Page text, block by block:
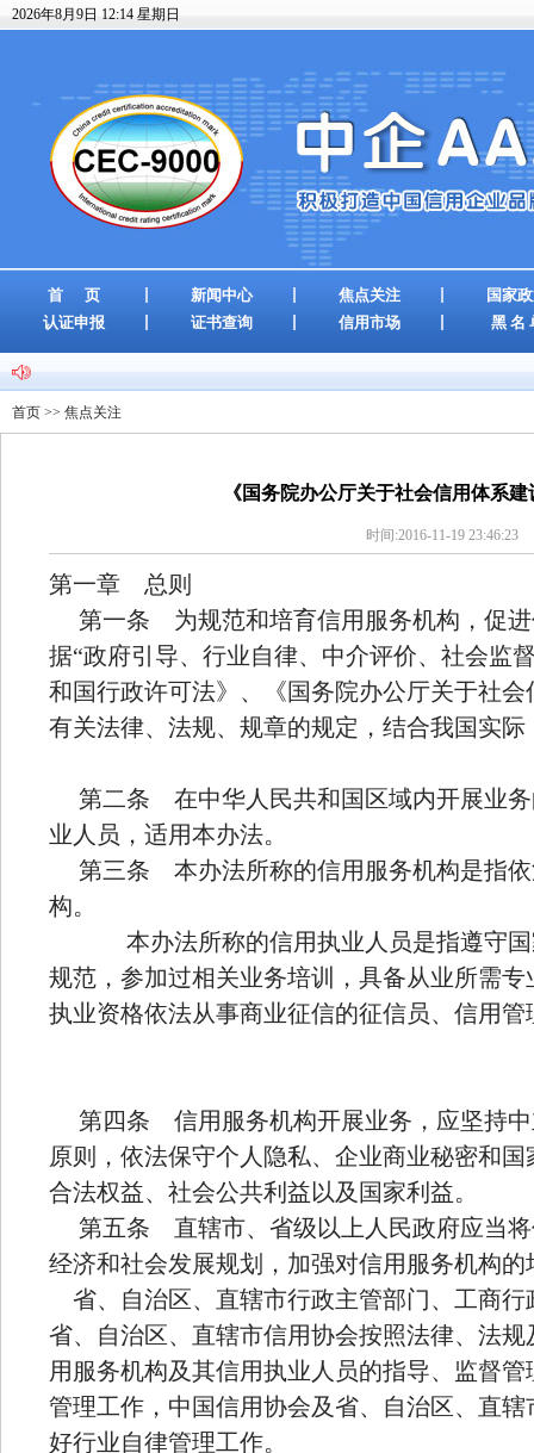
2026年8月9日 12:14 星期日
首 页 新闻中心 焦点关注
国家
认证申报
证书查询 信用市场 黑 名
首页 >> 焦点关注
《国务院办公厅关于社会信用体系
时间:2016-11-19 23:46:23
第一章 总则
第一条 为规范和培育信用服务机构，促进
据“政府引导、行业自律、中介评价、社会监
和国行政许可法》、《国务院办公厅关于社
有关法律、法规、规章的规定，结合我国实际
第二条 在中华人民共和国区域内开展业务
业人员，适用本办法。
第三条 本办法所称的信用服务机构是指依
构。
本办法所称的信用执业人员是指遵守国
规范，参加过相关业务培训，具备从业所需
执业资格依法从事商业征信的征信员、信用
第四条 信用服务机构开展业务，应坚持中
原则，依法保守个人隐私、企业商业秘密和
合法权益、社会公共利益以及国家利益。
第五条 直辖市、省级以上人民政府应当将
经济和社会发展规划，加强对信用服务机构
省、自治区、直辖市行政主管部门、工商行
省、自治区、直辖市信用协会按照法律、法
用服务机构及其信用执业人员的指导、监督
管理工作，中国信用协会及省、自治区、直
好行业自律管理工作。